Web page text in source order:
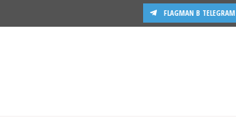
FLAGMAN В TELEGRAM
препоръчват една на друга, вижте подробности